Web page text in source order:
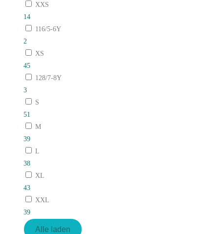
XXS
14
116/5-6Y
2
XS
45
128/7-8Y
3
S
51
M
39
L
38
XL
43
XXL
39
Alle laden